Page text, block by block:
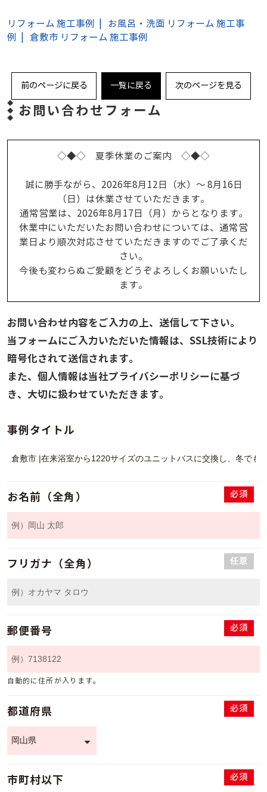
リフォーム 施工事例
お風呂・洗面 リフォーム 施工事
例
倉敷市 リフォーム 施工事例
前のページに戻る 一覧に戻る 次のページを見る
お問い合わせフォーム
◇◆◇ 夏季休業のご案内 ◇◆◇
誠に勝手ながら、2026年8月12日（水）～ 8月16日
（日）は休業させていただきます。
通常営業は、2026年8月17日（月）からとなります。
休業中にいただいたお問い合わせについては、通常営
業日より順次対応させていただきますのでご了承くだ
さい。
今後も変わらぬご愛顧をどうぞよろしくお願いいたし
ます。
お問い合わせ内容をご入力の上、送信して下さい。
当フォームにご入力いただいた情報は、SSL技術により
暗号化されて送信されます。
また、個人情報は当社プライバシーポリシーに基づ
き、大切に扱わせていただきます。
事例タイトル
お名前（全角） 必須
フリガナ（全角） 任意
郵便番号 必須
自動的に住所が入ります。
都道府県 必須
市町村以下 必須